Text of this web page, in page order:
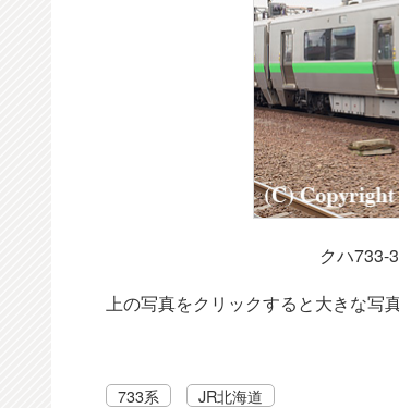
クハ
上の写真をクリックすると大きな写
733系 JR北海道